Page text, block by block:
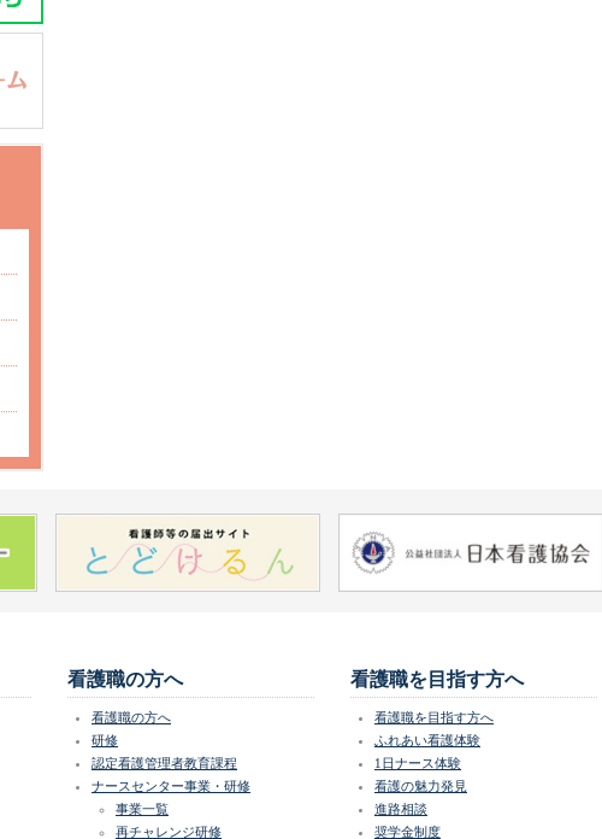
看護職の方へ
看護職の方へ
研修
認定看護管理者教育課程
ナースセンター事業・研修
事業一覧
再チャレンジ研修
看護職を目指す方へ
看護職を目指す方へ
ふれあい看護体験
1日ナース体験
看護の魅力発見
進路相談
奨学金制度